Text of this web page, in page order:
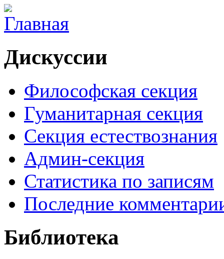
Дискуссии
Философская секция
Гуманитарная секция
Секция естествознания
Админ-секция
Статистика по записям
Последние
Библиотека